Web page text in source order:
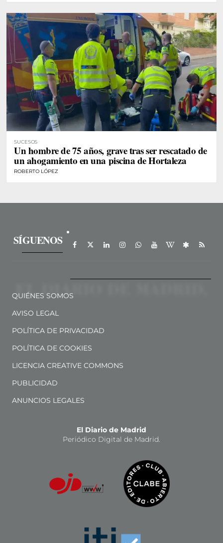
SUCESOS
Un hombre de 75 años, grave tras ser rescatado de
un ahogamiento en una piscina de Hortaleza
ROBERTO LÓPEZ
SÍGUENOS
QUIÉNES SOMOS
AVISO LEGAL
POLÍTICA DE PRIVACIDAD
POLÍTICA DE COOKIES
LICENCIA CREATIVE COMMONS
PUBLICIDAD
ANUNCIOS LEGALES
El Diario de Madrid
Periódico Digital de Madrid.